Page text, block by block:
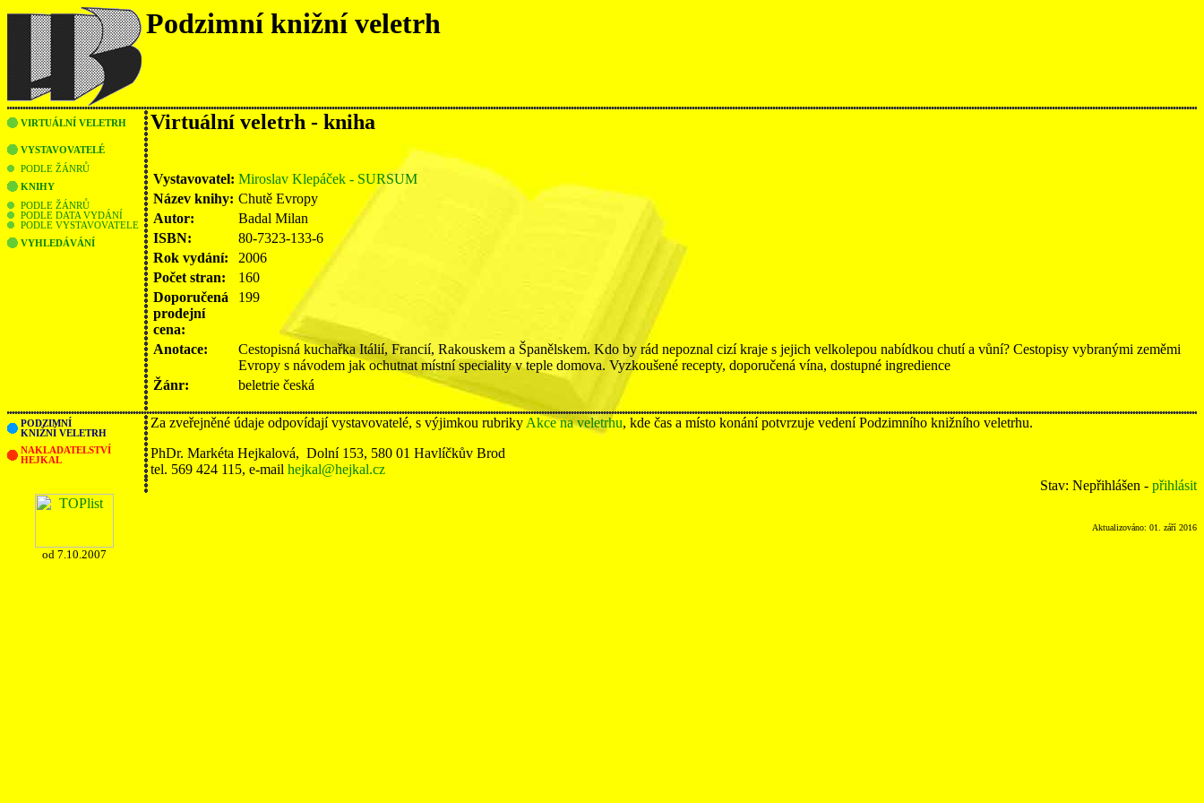
Podzimní knižní veletrh
VIRTUÁLNÍ VELETRH
VYSTAVOVATELÉ
PODLE ŽÁNRŮ
KNIHY
PODLE ŽÁNRŮ
PODLE DATA VYDÁNÍ
PODLE VYSTAVOVATELE
VYHLEDÁVÁNÍ
Virtuální veletrh - kniha
Vystavovatel: Miroslav Klepáček - SURSUM
Název knihy: Chutě Evropy
Autor:
Badal Milan
ISBN:
80-7323-133-6
Rok vydání:
2006
Počet stran:
160
Doporučená
prodejní
cena:
199
Anotace:
Cestopisná kuchařka Itálií, Francií, Rakouskem a Španělskem. Kdo by rád nepoznal cizí kraje s jejich velkolepou nabídkou chutí a vůní? Cestopisy vybranými zeměmi
Evropy s návodem jak ochutnat místní speciality v teple domova. Vyzkoušené recepty, doporučená vína, dostupné ingredience
Žánr:
beletrie česká
PODZIMNÍ
KNIŽNÍ VELETRH
NAKLADATELSTVÍ
HEJKAL
Za zveřejněné údaje odpovídají vystavovatelé, s výjimkou rubriky Akce na veletrhu, kde čas a místo konání potvrzuje vedení Podzimního knižního veletrhu.
PhDr. Markéta Hejkalová, Dolní 153, 580 01 Havlíčkův Brod
tel. 569 424 115, e-mail hejkal@hejkal.cz
Stav: Nepřihlášen - přihlásit
od 7.10.2007
Aktualizováno: 01. září 2016